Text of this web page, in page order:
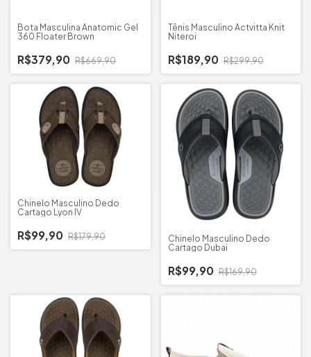
Bota Masculina Anatomic Gel
360 Floater Brown
R$379,90 R$669,90
Tênis Masculino Actvitta Knit
Niteroi
R$189,90 R$299,90
Chinelo Masculino Dedo
Cartago Lyon IV
R$99,90 R$179,90
Chinelo Masculino Dedo
Cartago Dubai
R$99,90 R$169,90